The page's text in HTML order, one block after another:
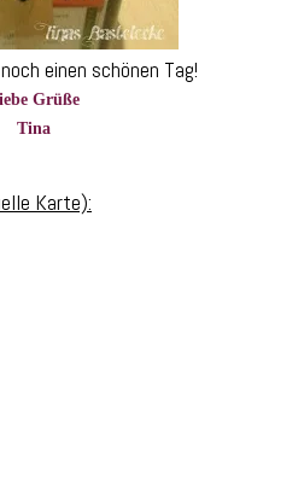
einen schönen Tag!
Grüße
Tina
Karte):